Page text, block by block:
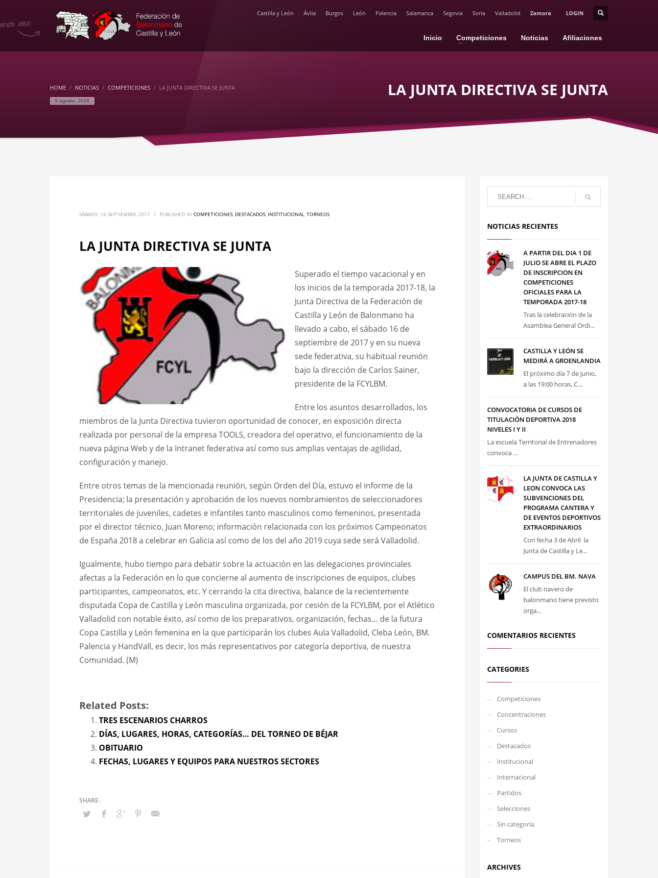
Castilla y León Ávila Burgos León Palencia Salamanca Segovia Soria Valladolid Zamora LOGIN
Inicio Competiciones Noticias Afiliaciones
HOME NOTICIAS COMPETICIONES LA JUNTA DIRECTIVA SE JUNTA
8 agosto, 2026
LA JUNTA DIRECTIVA SE JUNTA
SÁBADO, 16 SEPTIEMBRE 2017 / PUBLISHED IN COMPETICIONES, DESTACADOS, INSTITUCIONAL, TORNEOS
LA JUNTA DIRECTIVA SE JUNTA
Superado el tiempo vacacional y en
los inicios de la temporada 2017-18, la
Junta Directiva de la Federación de
Castilla y León de Balonmano ha
llevado a cabo, el sábado 16 de
septiembre de 2017 y en su nueva
sede federativa, su habitual reunión
bajo la dirección de Carlos Sainer,
presidente de la FCYLBM.
Entre los asuntos desarrollados, los
miembros de la Junta Directiva tuvieron oportunidad de conocer, en exposición directa
realizada por personal de la empresa TOOLS, creadora del operativo, el funcionamiento de la
nueva página Web y de la Intranet federativa así como sus amplias ventajas de agilidad,
configuración y manejo.
Entre otros temas de la mencionada reunión, según Orden del Día, estuvo el informe de la
Presidencia; la presentación y aprobación de los nuevos nombramientos de seleccionadores
territoriales de juveniles, cadetes e infantiles tanto masculinos como femeninos, presentada
por el director técnico, Juan Moreno; información relacionada con los próximos Campeonatos
de España 2018 a celebrar en Galicia así como de los del año 2019 cuya sede será Valladolid.
Igualmente, hubo tiempo para debatir sobre la actuación en las delegaciones provinciales
afectas a la Federación en lo que concierne al aumento de inscripciones de equipos, clubes
participantes, campeonatos, etc. Y cerrando la cita directiva, balance de la recientemente
disputada Copa de Castilla y León masculina organizada, por cesión de la FCYLBM, por el Atlético
Valladolid con notable éxito, así como de los preparativos, organización, fechas… de la futura
Copa Castilla y León femenina en la que participarán los clubes Aula Valladolid, Cleba León, BM.
Palencia y HandVall, es decir, los más representativos por categoría deportiva, de nuestra
Comunidad. (M)
Related Posts:
TRES ESCENARIOS CHARROS
DÍAS, LUGARES, HORAS, CATEGORÍAS… DEL TORNEO DE BÉJAR
OBITUARIO
FECHAS, LUGARES Y EQUIPOS PARA NUESTROS SECTORES
NOTICIAS RECIENTES
A PARTIR DEL DIA 1 DE
JULIO SE ABRE EL PLAZO
DE INSCRIPCION EN
COMPETICIONES
OFICIALES PARA LA
TEMPORADA 2017-18
Tras la celebración de la
Asamblea General Ordi...
CASTILLA Y LEÓN SE
MEDIRÁ A GROENLANDIA
El próximo día 7 de junio,
a las 19:00 horas, C...
CONVOCATORIA DE CURSOS DE
TITULACIÓN DEPORTIVA 2018
NIVELES I Y II
La escuela Territorial de Entrenadores
convoca ...
LA JUNTA DE CASTILLA Y
LEON CONVOCA LAS
SUBVENCIONES DEL
PROGRAMA CANTERA Y
DE EVENTOS DEPORTIVOS
EXTRAORDINARIOS
Con fecha 3 de Abril la
Junta de Castilla y Le...
CAMPUS DEL BM. NAVA
El club navero de
balonmano tiene previsto
orga...
COMENTARIOS RECIENTES
CATEGORIES
Competiciones
Concentraciones
Cursos
Destacados
Institucional
Internacional
Partidos
Selecciones
Sin categoría
Torneos
ARCHIVES